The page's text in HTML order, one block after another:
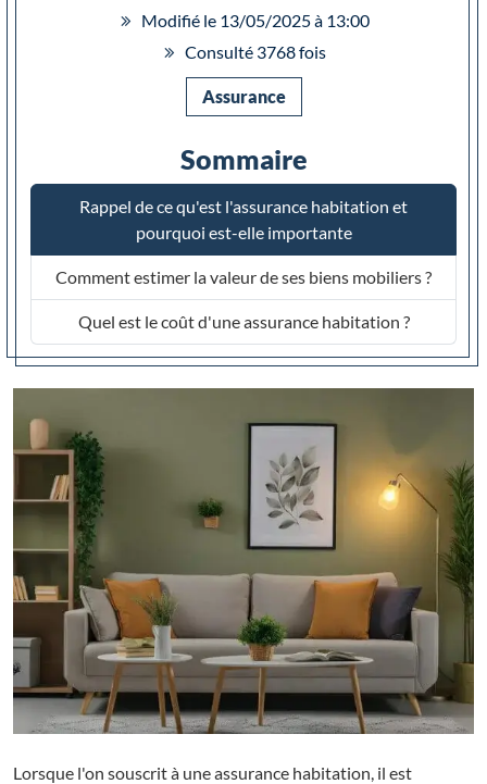
Lorsque l'on souscrit à une assurance habitation, il est
Modifié le 13/05/2025 à 13:00
Consulté 3768 fois
Assurance
Sommaire
Rappel de ce qu'est l'assurance habitation et
pourquoi est-elle importante
Comment estimer la valeur de ses biens mobiliers ?
Quel est le coût d'une assurance habitation ?